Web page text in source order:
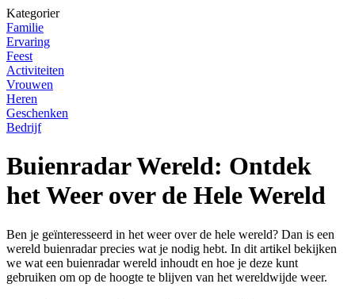
Kategorier
Familie
Ervaring
Feest
Activiteiten
Vrouwen
Heren
Geschenken
Bedrijf
Buienradar Wereld: Ontdek
het Weer over de Hele Wereld
Ben je geïnteresseerd in het weer over de hele wereld? Dan is een
wereld buienradar precies wat je nodig hebt. In dit artikel bekijken
we wat een buienradar wereld inhoudt en hoe je deze kunt
gebruiken om op de hoogte te blijven van het wereldwijde weer.